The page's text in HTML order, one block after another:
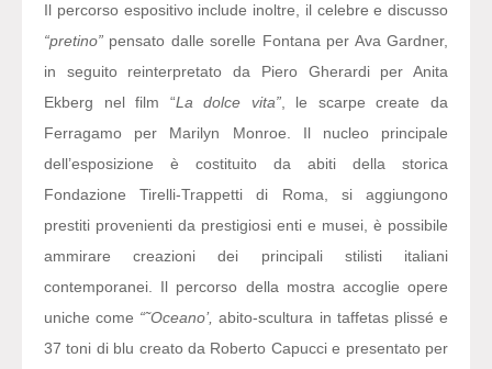
Il percorso espositivo include inoltre, il celebre e discusso
“pretino” pensato dalle sorelle Fontana per Ava Gardner,
in seguito reinterpretato da Piero Gherardi per Anita
Ekberg nel film “La dolce vita”, le scarpe create da
Ferragamo per Marilyn Monroe. Il nucleo principale
dell’esposizione è costituito da abiti della storica
Fondazione Tirelli-Trappetti di Roma, si aggiungono
prestiti provenienti da prestigiosi enti e musei, è possibile
ammirare creazioni dei principali stilisti italiani
contemporanei. Il percorso della mostra accoglie opere
uniche come “˜Oceano’, abito-scultura in taffetas plissé e
37 toni di blu creato da Roberto Capucci e presentato per